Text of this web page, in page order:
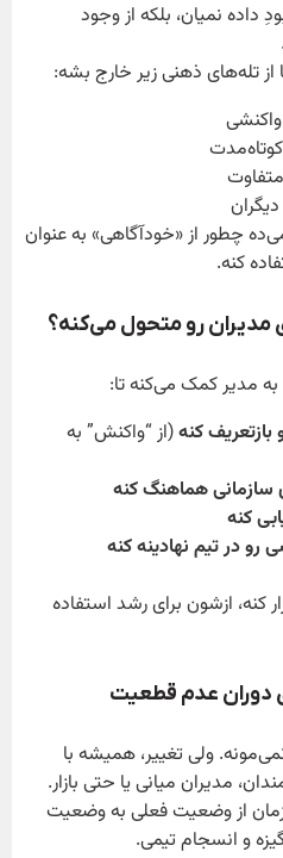
داده نمیان، بلکه از وجود
تله‌های ذهنی زیر خارج بشه:
چطور از «خودآگاهی» به عنوان
کنه.
رو متحول می‌کنه؟
به مدیر کمک می‌کنه تا:
کنه(از “واکنش” به
سازمانی هماهنگ کنه
کنه
رو در تیم نهادینه کنه
کنه، ازشون برای رشد استفاده
دوران عدم قطعیت
ولی تغییر، همیشه با
مدیران میانی یا حتی بازار.
از وضعیت فعلی به وضعیت
و انسجام تیمی.